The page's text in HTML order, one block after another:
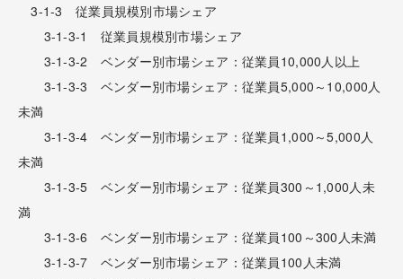
3-1-3 従業員規模別市場シェア
3-1-3-1 従業員規模別市場シェア
3-1-3-2 ベンダー別市場シェア：従業員10,000人以上
3-1-3-3 ベンダー別市場シェア：従業員5,000～10,000人
未満
3-1-3-4 ベンダー別市場シェア：従業員1,000～5,000人
未満
3-1-3-5 ベンダー別市場シェア：従業員300～1,000人未
満
3-1-3-6 ベンダー別市場シェア：従業員100～300人未満
3-1-3-7 ベンダー別市場シェア：従業員100人未満